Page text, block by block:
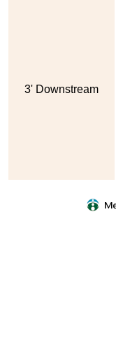
3' Downstream